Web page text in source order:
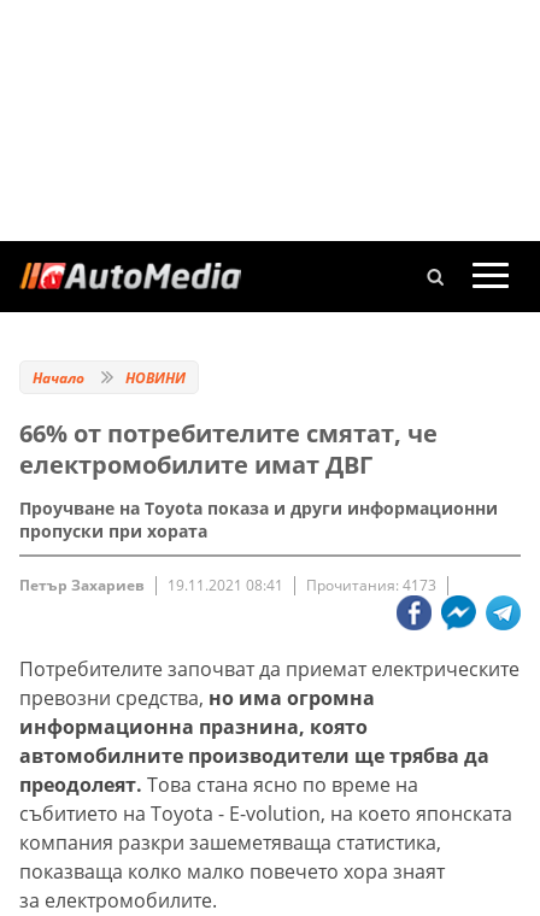
Начало НОВИНИ
66% от потребителите смятат, че
електромобилите имат ДВГ
Проучване на Toyota показа и други информационни
пропуски при хората
Петър Захариев 19.11.2021 08:41 Прочитания: 4173
Потребителите започват да приемат електрическите
превозни средства, но има огромна
информационна празнина, която
автомобилните производители ще трябва да
преодолеят. Това стана ясно по време на
събитието на Toyota - E-volution, на което японската
компания разкри зашеметяваща статистика,
показваща колко малко повечето хора знаят
за електромобилите.